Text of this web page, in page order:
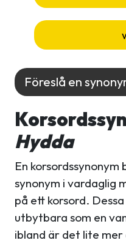
Föreslå en
Hydda
En
synonym i vardaglig
på ett korsord.
utbytbara som en
ibland är det lite mer